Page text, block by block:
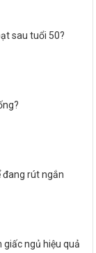
sau tuổi 50?
đang rút ngắn
giấc ngủ hiệu quả